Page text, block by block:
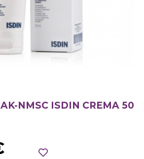
NMSC ISDIN CREMA 50